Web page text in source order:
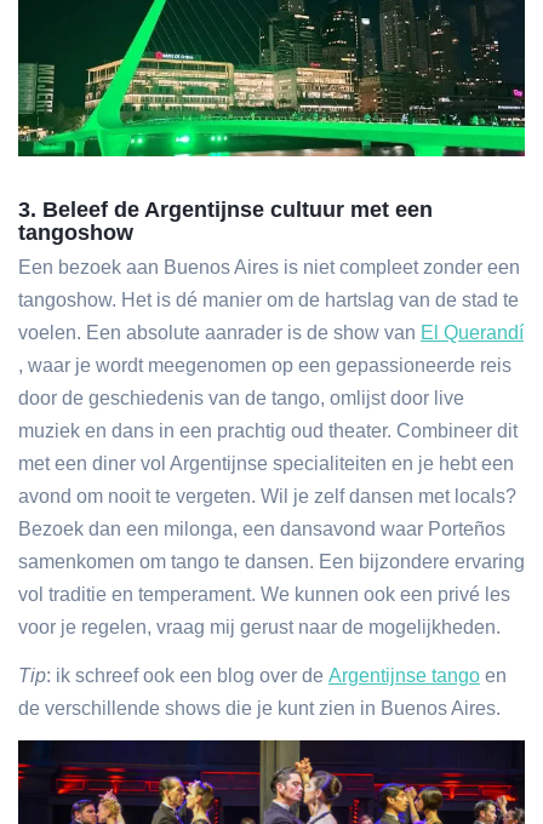
3. Beleef de Argentijnse cultuur met een
tangoshow
Een bezoek aan Buenos Aires is niet compleet zonder een
tangoshow. Het is dé manier om de hartslag van de stad te
voelen. Een absolute aanrader is de show van El Querandí
, waar je wordt meegenomen op een gepassioneerde reis
door de geschiedenis van de tango, omlijst door live
muziek en dans in een prachtig oud theater. Combineer dit
met een diner vol Argentijnse specialiteiten en je hebt een
avond om nooit te vergeten. Wil je zelf dansen met locals?
Bezoek dan een milonga, een dansavond waar Porteños
samenkomen om tango te dansen. Een bijzondere ervaring
vol traditie en temperament. We kunnen ook een privé les
voor je regelen, vraag mij gerust naar de mogelijkheden.
Tip: ik schreef ook een blog over de Argentijnse tango en
de verschillende shows die je kunt zien in Buenos Aires.